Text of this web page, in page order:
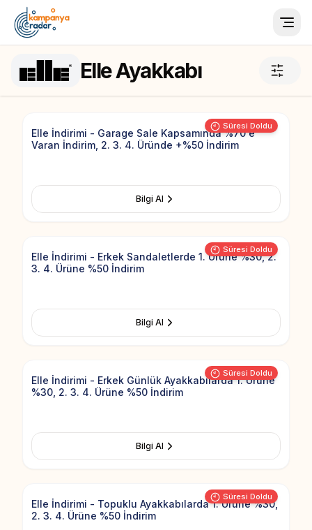
Elle Ayakkabı
Süresi Doldu
Elle İndirimi - Garage Sale Kapsamında %70'e
Varan İndirim, 2. 3. 4. Üründe +%50 İndirim
Bilgi Al
Süresi Doldu
Add to
Elle İndirimi - Erkek Sandaletlerde 1. Ürüne %30, 2.
3. 4. Ürüne %50 İndirim
Bilgi Al
Süresi Doldu
Add to
Elle İndirimi - Erkek Günlük Ayakkabılarda 1. Ürüne
%30, 2. 3. 4. Ürüne %50 İndirim
Bilgi Al
Süresi Doldu
Add to
Elle İndirimi - Topuklu Ayakkabılarda 1. Ürüne %30,
2. 3. 4. Ürüne %50 İndirim